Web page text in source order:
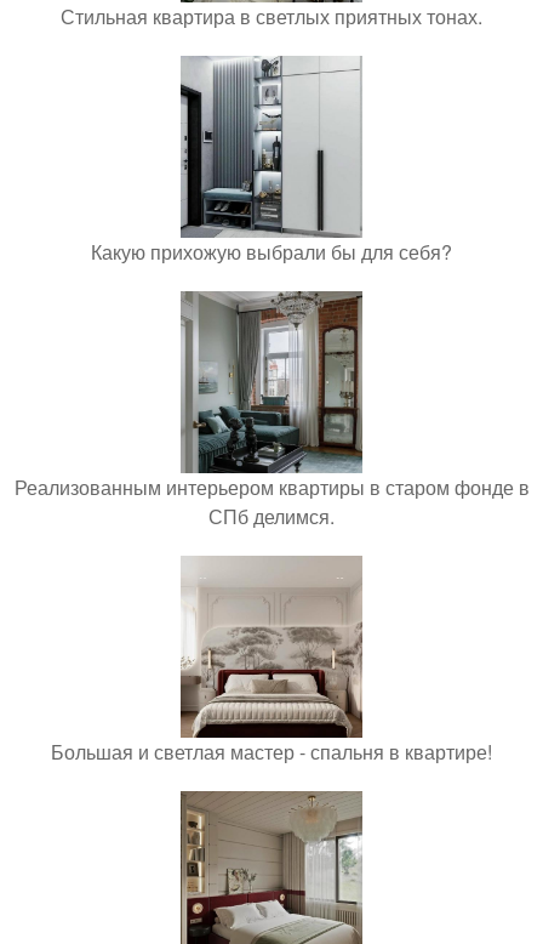
Стильная квартира в светлых приятных тонах.
Какую прихожую выбрали бы для себя?
Реализованным интерьером квартиры в старом фонде в
СПб делимся.
Большая и светлая мастер - спальня в квартире!